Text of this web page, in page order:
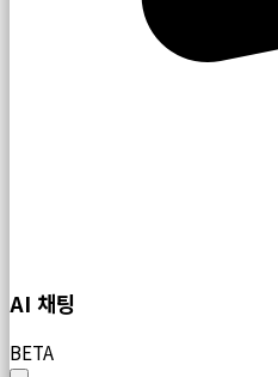
AI 채팅
BETA